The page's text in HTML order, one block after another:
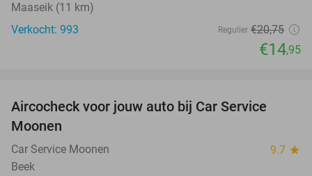
Maaseik (11 km)
Verkocht: 993
Regulier €20,75
€14,95
Aircocheck voor jouw auto bij Car Service
Moonen
Car Service Moonen 9.7 star
Beek